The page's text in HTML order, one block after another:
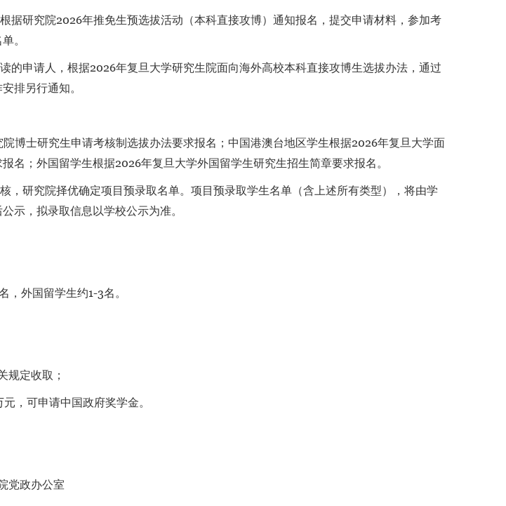
研究院2026年推免生预选拔活动（本科直接攻博）通知报名，提交申请材料，参加考
。
申请人，根据2026年复旦大学研究生院面向海外高校本科直接攻博生选拔办法，通过
排另行通知。
士研究生申请考核制选拔办法要求报名；中国港澳台地区学生根据2026年复旦大学面
名；外国留学生根据2026年复旦大学外国留学生研究生招生简章要求报名。
研究院择优确定项目预录取名单。项目预录取学生名单（含上述所有类型），将由学
示，拟录取信息以学校公示为准。
外国留学生约1-3名。
规定收取；
，可申请中国政府奖学金。
党政办公室